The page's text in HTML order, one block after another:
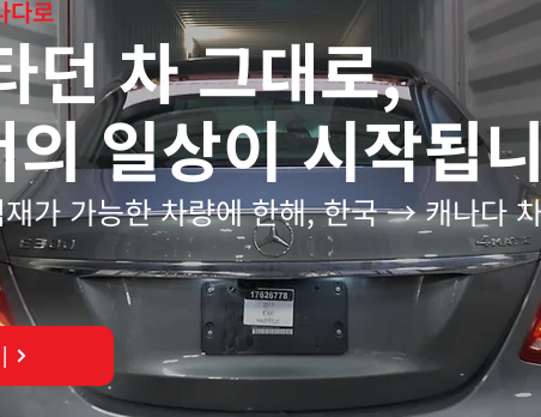
다로
던 차 그대로,
의 일상이 시작됩
가 가능한 차량에 한해, 한국 → 캐나다